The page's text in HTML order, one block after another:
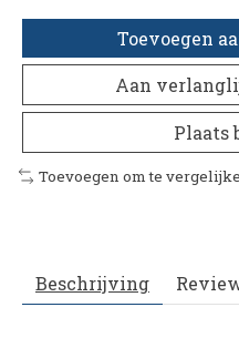
Toevoegen
Aan
Plaats
Toevoegen om te
Beschrijving